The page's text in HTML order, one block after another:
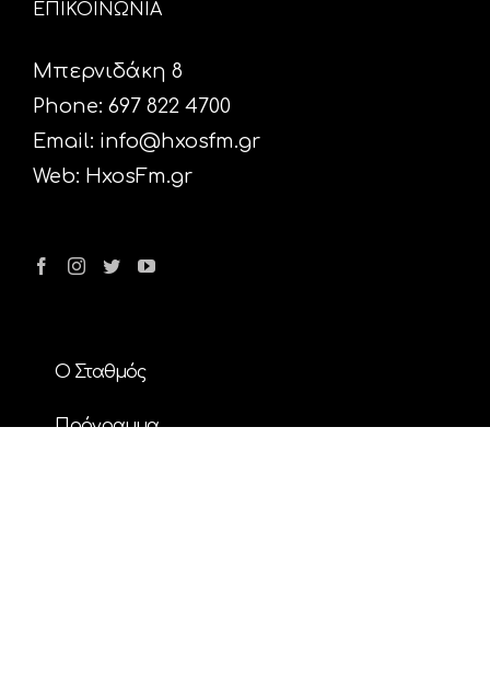
ΕΠΙΚΟΙΝΩΝΙΑ
Μπερνιδάκη 8
Phone: 697 822 4700
Email: info@hxosfm.gr
Web: HxosFm.gr
Ο Σταθμός
Πρόγραμμα